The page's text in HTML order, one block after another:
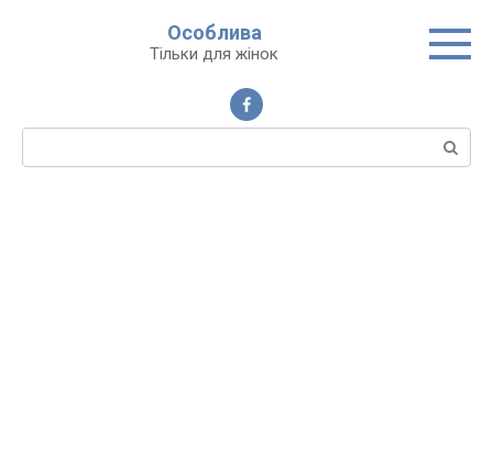
Особлива
Тільки для жінок
Пошук: